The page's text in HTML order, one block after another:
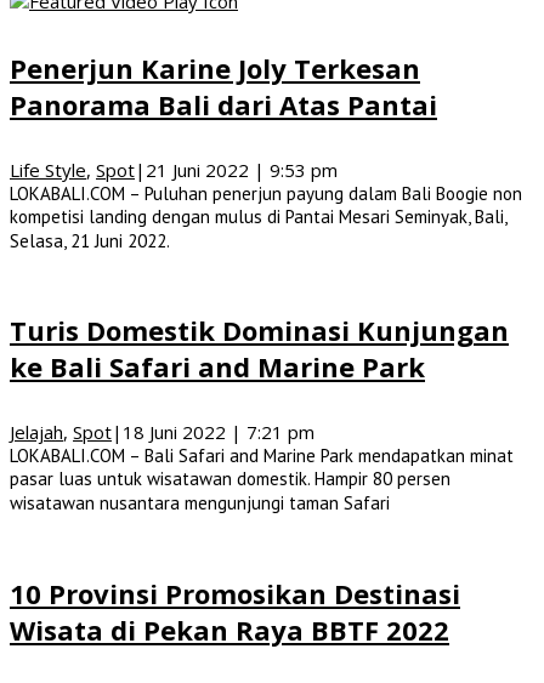
Penerjun Karine Joly Terkesan
Panorama Bali dari Atas Pantai
Life Style, Spot| 21 Juni 2022 | 9:53 pm
LOKABALI.COM – Puluhan penerjun payung dalam Bali Boogie non
kompetisi landing dengan mulus di Pantai Mesari Seminyak, Bali,
Selasa, 21 Juni 2022.
Turis Domestik Dominasi Kunjungan
ke Bali Safari and Marine Park
Jelajah, Spot| 18 Juni 2022 | 7:21 pm
LOKABALI.COM – Bali Safari and Marine Park mendapatkan minat
pasar luas untuk wisatawan domestik. Hampir 80 persen
wisatawan nusantara mengunjungi taman Safari
10 Provinsi Promosikan Destinasi
Wisata di Pekan Raya BBTF 2022